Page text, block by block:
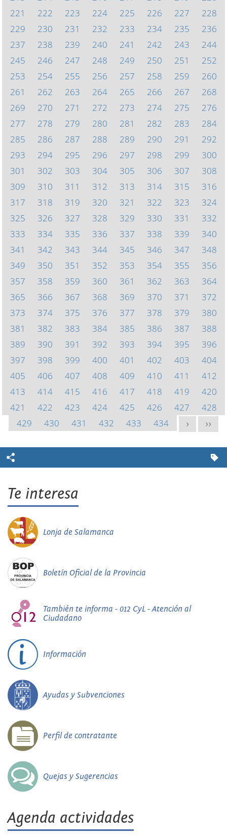
221
222 223 224 225 226 227
228
229
230 231 232 233 234 235
236
237
238 239 240 241 242 243
244
245
246 247 248 249 250 251
252
253
254 255 256 257 258 259
260
261
262 263 264 265 266 267
268
269
270 271 272 273 274 275
276
277
278 279 280 281 282 283
284
285
286 287 288 289 290 291
292
293
294 295 296 297 298 299
300
301
302 303 304 305 306 307
308
309
310 311 312 313 314 315
316
317
318 319 320 321 322 323
324
325
326 327 328 329 330 331
332
333
334 335 336 337 338 339
340
341
342 343 344 345 346 347
348
349
350 351 352 353 354 355
356
357
358 359 360 361 362 363
364
365
366 367 368 369 370 371
372
373
374 375 376 377 378 379
380
381
382 383 384 385 386 387
388
389
390 391 392 393 394 395
396
397
398 399 400 401 402 403
404
405
406 407 408 409 410 411
412
413
414 415 416 417 418 419
420
421
422 423 424 425 426 427
428
429
430 431 432 433 434 > >>
Te interesa
Lonja de Salamanca
Boletín Oficial de la Provincia
También te informa - 012 CyL - Atención al
Ciudadano
Información
Ayudas y Subvenciones
Perfil de contratante
Quejas y Sugerencias
Agenda actividades